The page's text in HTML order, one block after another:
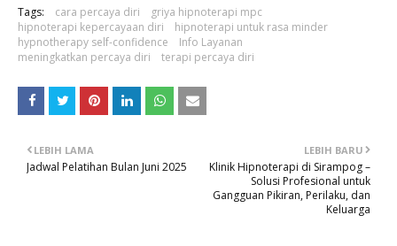
Tags: cara percaya diri
griya hipnoterapi mpc
hipnoterapi kepercayaan diri
hipnoterapi untuk rasa minder
hypnotherapy self-confidence
Info Layanan
meningkatkan percaya diri
terapi percaya diri
LEBIH BARU
Klinik Hipnoterapi di Sirampog –
Solusi Profesional untuk
Gangguan Pikiran, Perilaku, dan
Keluarga
LEBIH LAMA
Jadwal Pelatihan Bulan Juni 2025